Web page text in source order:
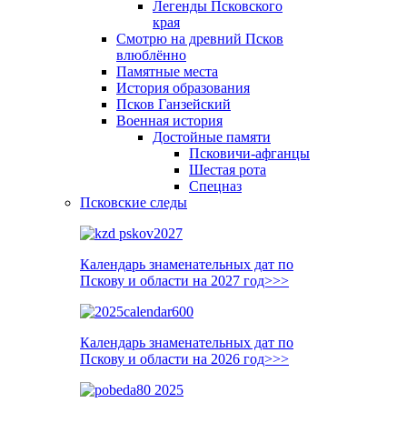
Легенды Псковского
края
Смотрю на древний Псков
влюблённо
Памятные места
История образования
Псков Ганзейский
Военная история
Достойные памяти
Псковичи-афганцы
Шестая рота
Спецназ
Псковские следы
Календарь знаменательных дат по
Пскову и области на 2027 год>>>
Календарь знаменательных дат по
Пскову и области на 2026 год>>>